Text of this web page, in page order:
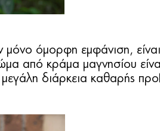
όμορφη εμφάνιση, είναι
από κράμα μαγνησίου
διάρκεια καθαρής